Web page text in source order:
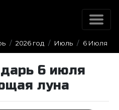
2026 год Июль 6 Июля
6 июля
луна